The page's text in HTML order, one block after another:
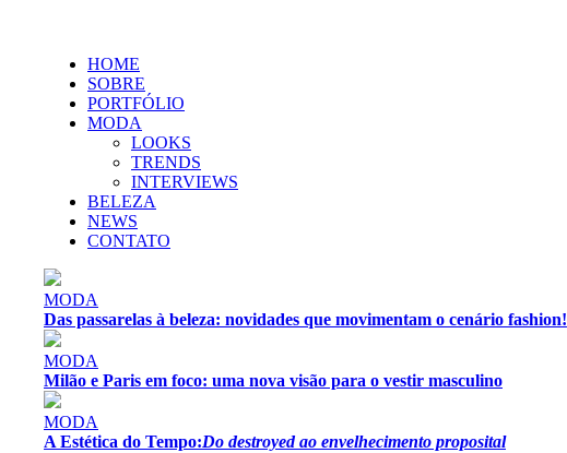
HOME
SOBRE
PORTFÓLIO
MODA
LOOKS
TRENDS
INTERVIEWS
BELEZA
NEWS
CONTATO
MODA
Das passarelas à beleza: novidades que movimentam o cenário fashion!
MODA
Milão e Paris em foco: uma nova visão para o vestir masculino
MODA
A Estética do Tempo:Do destroyed ao envelhecimento proposital